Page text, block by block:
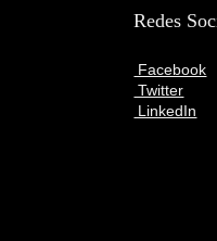
Redes
Facebook
Twitter
LinkedIn